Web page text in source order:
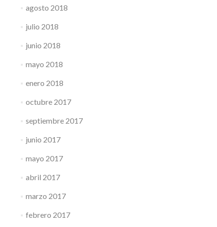
agosto 2018
julio 2018
junio 2018
mayo 2018
enero 2018
octubre 2017
septiembre 2017
junio 2017
mayo 2017
abril 2017
marzo 2017
febrero 2017